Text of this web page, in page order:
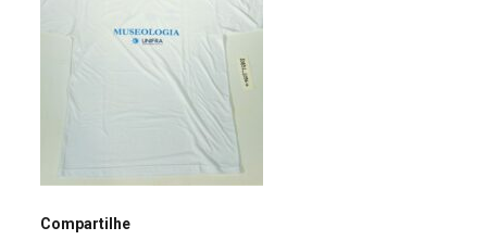
Compartilhe